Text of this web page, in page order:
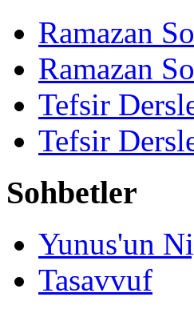
Ramazan
Ramazan
Tefsir
Tefsir
Sohbetler
Yunus'un
Tasavvuf